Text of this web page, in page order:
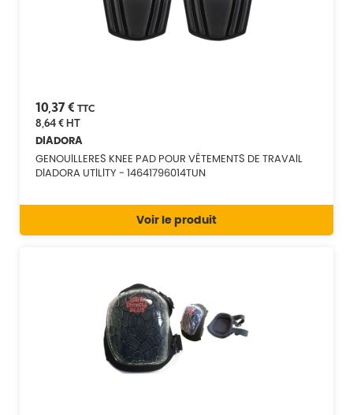
10,37 € TTC
8,64 €HT
DIADORA
GENOUILLERES KNEE PAD POUR VÊTEMENTS DE TRAVAIL
DIADORA UTILITY - 14641796014TUN
Voir le produit